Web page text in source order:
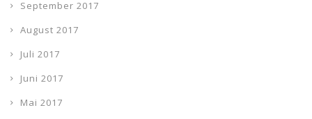
September 2017
August 2017
Juli 2017
Juni 2017
Mai 2017